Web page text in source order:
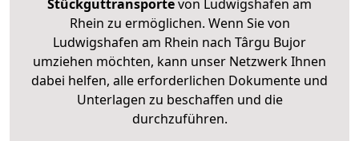
Stückguttransportevon Ludwigshafen am
Rhein zu ermöglichen. Wenn Sie von
Ludwigshafen am Rhein nach Târgu Bujor
umziehen möchten, kann unser Netzwerk Ihnen
dabei helfen, alle erforderlichen Dokumente und
Unterlagen zu beschaffen und die
durchzuführen.